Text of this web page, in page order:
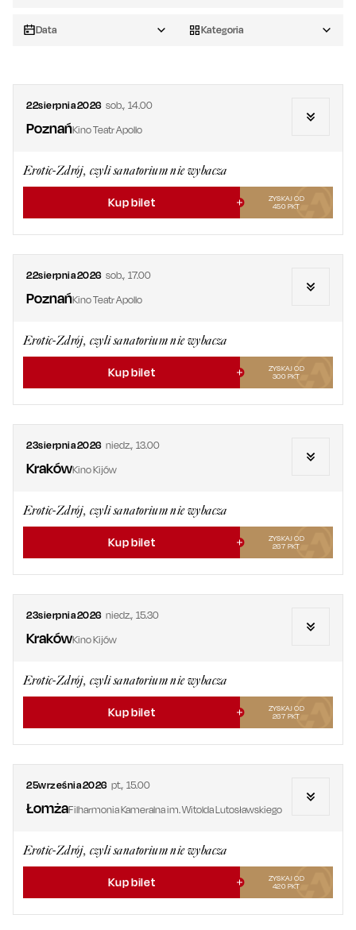
Data Kategoria
22sierpnia2026 sob., 14.00
PoznańKino Teatr Apollo
Erotic-Zdrój, czyli sanatorium nie wybacza
Kup bilet
ZYSKAJ OD
450 PKT
22sierpnia2026 sob., 17.00
PoznańKino Teatr Apollo
Erotic-Zdrój, czyli sanatorium nie wybacza
Kup bilet
ZYSKAJ OD
300 PKT
23sierpnia2026 niedz., 13.00
KrakówKino Kijów
Erotic-Zdrój, czyli sanatorium nie wybacza
Kup bilet
ZYSKAJ OD
267 PKT
23sierpnia2026 niedz., 15.30
KrakówKino Kijów
Erotic-Zdrój, czyli sanatorium nie wybacza
Kup bilet
ZYSKAJ OD
267 PKT
25września2026 pt., 15.00
ŁomżaFilharmonia Kameralna im. Witolda Lutosławskiego
Erotic-Zdrój, czyli sanatorium nie wybacza
Kup bilet
ZYSKAJ OD
420 PKT